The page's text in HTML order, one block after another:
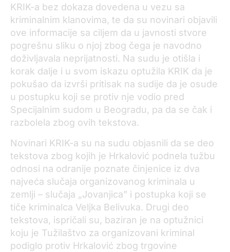
KRIK-a bez dokaza dovedena u vezu sa
kriminalnim klanovima, te da su novinari objavili
ove informacije sa ciljem da u javnosti stvore
pogrešnu sliku o njoj zbog čega je navodno
doživljavala neprijatnosti. Na sudu je otišla i
korak dalje i u svom iskazu optužila KRIK da je
pokušao da izvrši pritisak na sudije da je osude
u postupku koji se protiv nje vodio pred
Specijalnim sudom u Beogradu, pa da se čak i
razbolela zbog ovih tekstova.
Novinari KRIK-a su na sudu objasnili da se deo
tekstova zbog kojih je Hrkalović podnela tužbu
odnosi na odranije poznate činjenice iz dva
najveća slučaja organizovanog kriminala u
zemlji – slučaja „Jovanjica” i postupka koji se
tiče kriminalca Veljka Belivuka. Drugi deo
tekstova, ispričali su, baziran je na optužnici
koju je Tužilaštvo za organizovani kriminal
podiglo protiv Hrkalović zbog trgovine